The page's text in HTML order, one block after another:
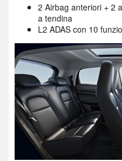
2 Airbag anteriori + 2
a tendina
L2 ADAS con 10